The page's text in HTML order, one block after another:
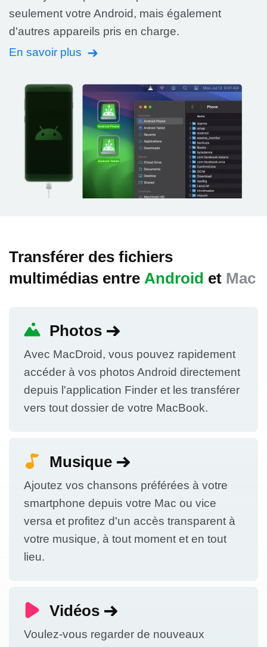
seulement votre Android, mais également
d'autres appareils pris en charge.
En savoir plus
Transférer des fichiers
multimédias entre Android et Mac
Photos
Avec MacDroid, vous pouvez rapidement
accéder à vos photos Android directement
depuis l'application Finder et les transférer
vers tout dossier de votre MacBook.
Musique
Ajoutez vos chansons préférées à votre
smartphone depuis votre Mac ou vice
versa et profitez d'un accès transparent à
votre musique, à tout moment et en tout
lieu.
Vidéos
Voulez-vous regarder de nouveaux